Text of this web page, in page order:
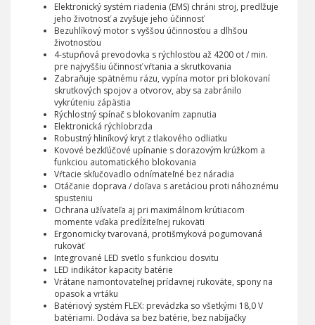
Elektronický systém riadenia (EMS) chráni stroj, predlžuje
jeho životnosť a zvyšuje jeho účinnosť
Bezuhlíkový motor s vyššou účinnosťou a dlhšou
životnosťou
4-stupňová prevodovka s rýchlosťou až 4200 ot / min.
pre najvyššiu účinnosť vŕtania a skrutkovania
Zabraňuje spätnému rázu, vypína motor pri blokovaní
skrutkových spojov a otvorov, aby sa zabránilo
vykrúteniu zápästia
Rýchlostný spínač s blokovaním zapnutia
Elektronická rýchlobrzda
Robustný hliníkový kryt z tlakového odliatku
Kovové bezkľúčové upínanie s dorazovým krúžkom a
funkciou automatického blokovania
Vŕtacie skľučovadlo odnímateľné bez náradia
Otáčanie doprava / doľava s aretáciou proti náhoznému
spusteniu
Ochrana užívateľa aj pri maximálnom krútiacom
momente vďaka predĺžiteľnej rukoväti
Ergonomicky tvarovaná, protišmyková pogumovaná
rukoväť
Integrované LED svetlo s funkciou dosvitu
LED indikátor kapacity batérie
Vrátane namontovateľnej prídavnej rukoväte, spony na
opasok a vrtáku
Batériový systém FLEX: prevádzka so všetkými 18,0 V
batériami. Dodáva sa bez batérie, bez nabíjačky